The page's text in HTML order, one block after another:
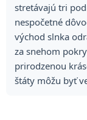
stretávajú tri
nespočetné
východ slnka
za snehom
prirodzenou
štáty môžu byť